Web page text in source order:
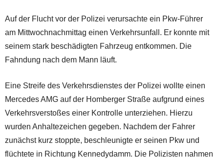
Auf der Flucht vor der Polizei verursachte ein Pkw-Führer
am Mittwochnachmittag einen Verkehrsunfall. Er konnte mit
seinem stark beschädigten Fahrzeug entkommen. Die
Fahndung nach dem Mann läuft.
Eine Streife des Verkehrsdienstes der Polizei wollte einen
Mercedes AMG auf der Homberger Straße aufgrund eines
Verkehrsverstoßes einer Kontrolle unterziehen. Hierzu
wurden Anhaltezeichen gegeben. Nachdem der Fahrer
zunächst kurz stoppte, beschleunigte er seinen Pkw und
flüchtete in Richtung Kennedydamm. Die Polizisten nahmen